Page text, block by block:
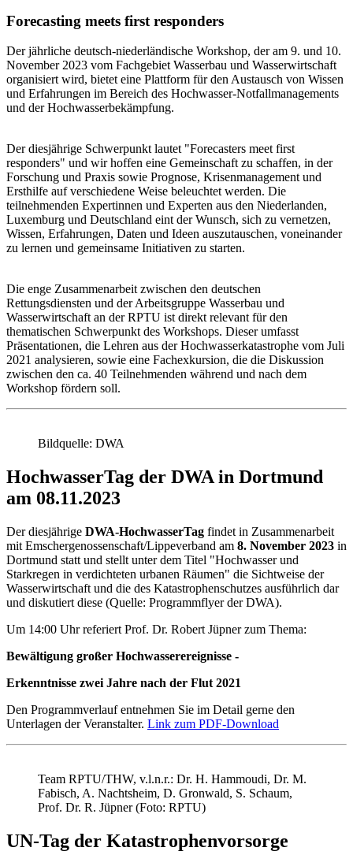
Forecasting meets first responders
Der jährliche deutsch-niederländische Workshop, der am 9. und 10.
November 2023 vom Fachgebiet Wasserbau und Wasserwirtschaft
organisiert wird, bietet eine Plattform für den Austausch von Wissen
und Erfahrungen im Bereich des Hochwasser-Notfallmanagements
und der Hochwasserbekämpfung.
Der diesjährige Schwerpunkt lautet "Forecasters meet first
responders" und wir hoffen eine Gemeinschaft zu schaffen, in der
Forschung und Praxis sowie Prognose, Krisenmanagement und
Ersthilfe auf verschiedene Weise beleuchtet werden. Die
teilnehmenden Expertinnen und Experten aus den Niederlanden,
Luxemburg und Deutschland eint der Wunsch, sich zu vernetzen,
Wissen, Erfahrungen, Daten und Ideen auszutauschen, voneinander
zu lernen und gemeinsame Initiativen zu starten.
Die enge Zusammenarbeit zwischen den deutschen
Rettungsdiensten und der Arbeitsgruppe Wasserbau und
Wasserwirtschaft an der RPTU ist direkt relevant für den
thematischen Schwerpunkt des Workshops. Dieser umfasst
Präsentationen, die Lehren aus der Hochwasserkatastrophe vom Juli
2021 analysieren, sowie eine Fachexkursion, die die Diskussion
zwischen den ca. 40 Teilnehmenden während und nach dem
Workshop fördern soll.
Bildquelle: DWA
HochwasserTag der DWA in Dortmund
am 08.11.2023
Der diesjährige DWA-HochwasserTag findet in Zusammenarbeit
mit Emschergenossenschaft/Lippeverband am 8. November 2023 in
Dortmund statt und stellt unter dem Titel "Hochwasser und
Starkregen in verdichteten urbanen Räumen" die Sichtweise der
Wasserwirtschaft und die des Katastrophenschutzes ausführlich dar
und diskutiert diese (Quelle: Programmflyer der DWA).
Um 14:00 Uhr referiert Prof. Dr. Robert Jüpner zum Thema:
Bewältigung großer Hochwasserereignisse -
Erkenntnisse zwei Jahre nach der Flut 2021
Den Programmverlauf entnehmen Sie im Detail gerne den
Unterlagen der Veranstalter. Link zum PDF-Download
Team RPTU/THW, v.l.n.r.: Dr. H. Hammoudi, Dr. M.
Fabisch, A. Nachtsheim, D. Gronwald, S. Schaum,
Prof. Dr. R. Jüpner (Foto: RPTU)
UN-Tag der Katastrophenvorsorge